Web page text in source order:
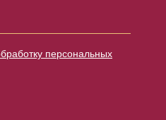
персональных